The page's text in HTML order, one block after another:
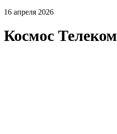
16 апреля 2026
Космос Телеком